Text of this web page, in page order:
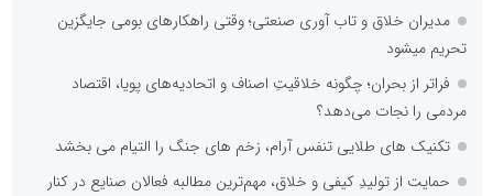
مدیران خلاق و تاب آوری صنعتی؛ وقتی راهکارهای بومی جایگزین
تحریم میشود
فراتر از بحران؛ چگونه خلاقیتِ اصناف و اتحادیه‌های پویا، اقتصاد
مردمی را نجات می‌دهد؟
تکنیک های طلایی تنفس آرام، زخم های جنگ را التیام می بخشد
حمایت از تولیدِ کیفی و خلاق، مهم‌ترین مطالبه فعالان صنایع در کنار